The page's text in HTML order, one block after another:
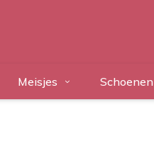
Meisjes Schoenen